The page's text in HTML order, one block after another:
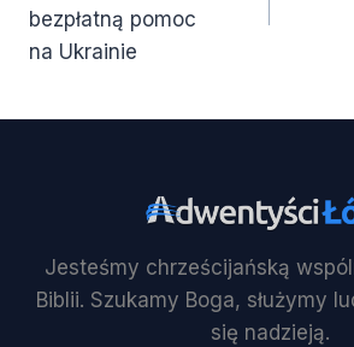
bezpłatną pomoc
na Ukrainie
Jesteśmy chrześcijańską
Biblii. Szukamy Boga, służymy
się nadzieją.